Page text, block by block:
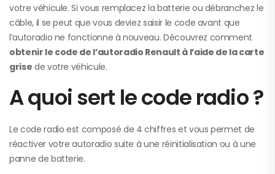
votre véhicule. Si vous remplacez la batterie ou débranchez le
câble, il se peut que vous deviez saisir le code avant que
l’autoradio ne fonctionne à nouveau. Découvrez comment
obtenir le code de l’autoradio Renault à l’aide de la carte
grise de votre véhicule.
A quoi sert le code radio ?
Le code radio est composé de 4 chiffres et vous permet de
réactiver votre autoradio suite à une réinitialisation ou à une
panne de batterie.